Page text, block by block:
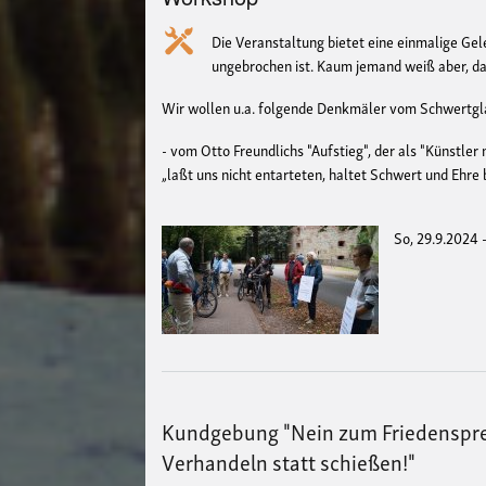
Die Veranstaltung bietet eine einmalige
ungebrochen ist. Kaum jemand weiß aber,
Wir wollen u.a. folgende Denkmäler vom
- vom Otto Freundlichs "Aufstieg", der als
„laßt uns nicht entarteten, haltet Schwert und Ehre
So, 29.9.2024
Kundgebung "Nein zum
Verhandeln statt schießen!"